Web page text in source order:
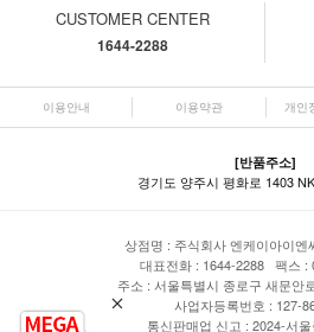
CUSTOMER CENTER
1644-2288
이용안내 이용약관 개인
[반품주소]
경기도 양주시 평화로 1403
상점명 : 주식회사 엔케이아이
대표전화 : 1644-2288 팩스 :
주소 : 서울특별시 종로구 새문안
사업자등록번호 : 127-
통신판매업 신고 : 2024-서